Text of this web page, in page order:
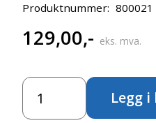
Produktnummer: 800021
129,00,- eks. mva.
Blyantspisser
dobbel
antall
Legg